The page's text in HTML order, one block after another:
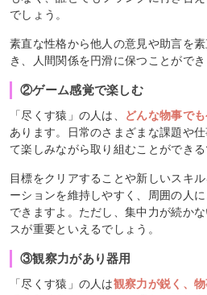
でしょう。
素直な性格から他人の意見や助言を
き、人間関係を円滑に保つことができ
②ゲーム感覚で楽しむ
「尽くす猿」の人は、 どんな物事で
あります。日常のさまざまな課題や
て楽しみながら取り組むことができる
目標をクリアすることや新しいスキ
ーションを維持しやすく、周囲の人
できますよ。ただし、集中力が続か
スが重要といえるでしょう。
③観察力があり器用
「尽くす猿」の人は観察力が鋭く、